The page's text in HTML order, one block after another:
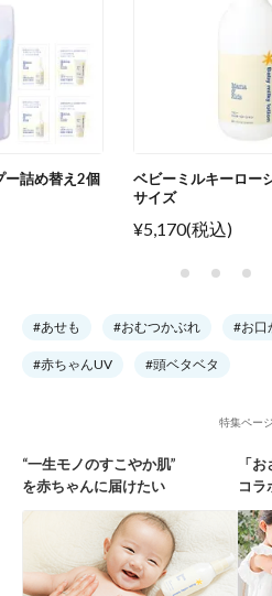
ー詰め替え2個
ベビーミルキーロー
サイズ
¥5,170(税込)
#あせも #おむつかぶれ #お口
#赤ちゃんUV #頭ベタベタ
特集ページ
“一生モノのすこやか肌”
を赤ちゃんに届けたい
「
コラ